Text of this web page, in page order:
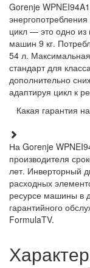
Gorenje
цикл — это одно из
машин 9 кг.
54 л.
стандарт для
дополнительно
адаптируя цикл к
Какая гарантия
На Gorenje
производителя
лет. Инверторный
расходных
ресурсе машины в
гарантийного
FormulaTV.